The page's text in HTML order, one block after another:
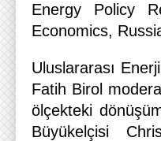
Energy Policy
Economics,
Uluslararası
Fatih Birol
ölçekteki
Büyükelçisi